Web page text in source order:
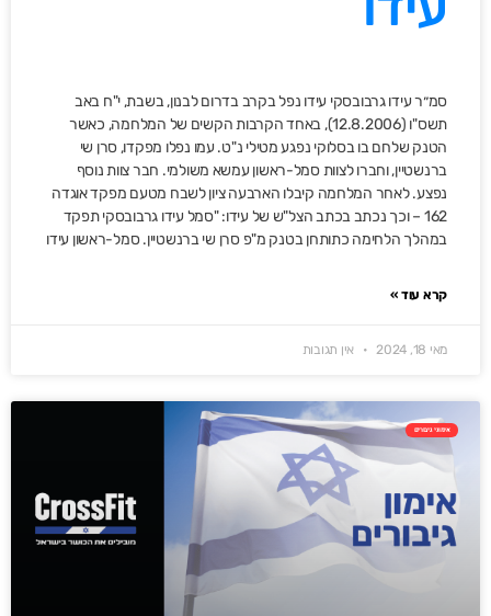
סמ״ר עידו גרבובסקי עידו נפל בקרב בדרום לבנון, בשבת, י"ח באב
תשס"ו (12.8.2006), באחד הקרבות הקשים של המלחמה, כאשר
הטנק שלחם בו בסלוקי נפגע מטילי נ"ט. עמו נפלו מפקדו, סרן שי
ברנשטיין, וחברו לצוות סמל-ראשון עמשא משולמי. חבר צוות נוסף
נפצע. לאחר המלחמה קיבלו הארבעה ציון לשבח מטעם מפקד אוגדה
162 – וכך נכתב בכתב הצל"ש של עידו: "סמל עידו גרבובסקי תפקד
במהלך הלחימה כתותחן בטנק מ"פ סרן שי ברנשטיין. סמל-ראשון עידו
קרא עוד »
מאי 18, 2024 אין תגובות
אימוני גיבורים